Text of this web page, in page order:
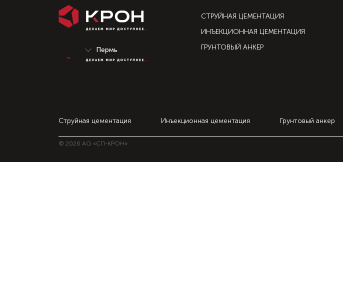
СТРУЙНАЯ ЦЕМЕНТАЦИЯ
ИНЪЕКЦИОННАЯ ЦЕМЕНТАЦИЯ
ГРУНТОВЫЙ АНКЕР
Струйная цементация Инъекционная цементация Грунтовый анкер
© 2026 АО «СП-КРОН»